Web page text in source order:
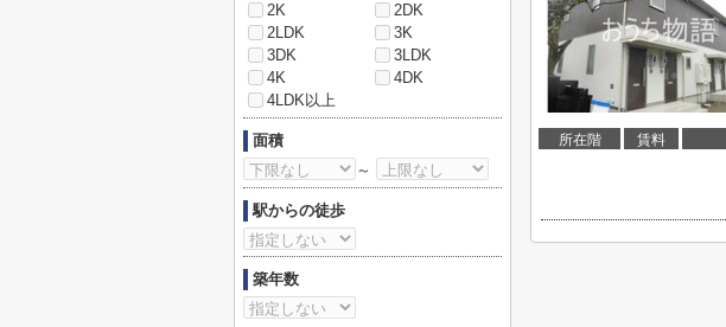
所在階 賃料
2K
2DK
2LDK
3K
3DK
3LDK
4K
4DK
4LDK以上
面積
～
駅からの徒歩
築年数